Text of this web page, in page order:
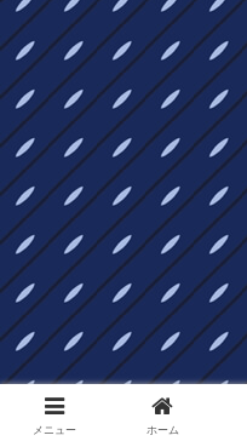
メニュー ホーム